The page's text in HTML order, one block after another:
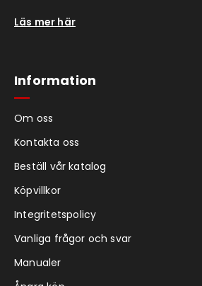
Läs mer här
Information
Om oss
Kontakta oss
Beställ vår katalog
Köpvillkor
Integritetspolicy
Vanliga frågor och svar
Manualer